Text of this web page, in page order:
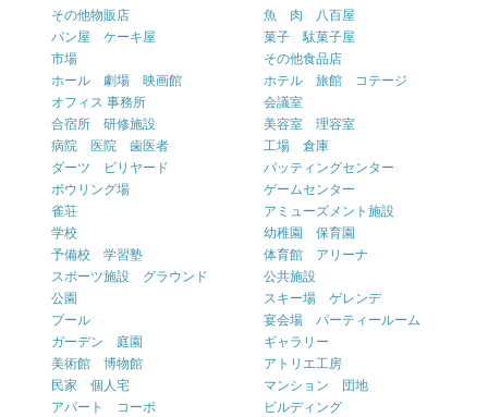
その他物販店
魚 肉 八百屋
パン屋 ケーキ屋
菓子 駄菓子屋
市場
その他食品店
ホール 劇場 映画館
ホテル 旅館 コテージ
オフィス 事務所
会議室
合宿所 研修施設
美容室 理容室
病院 医院 歯医者
工場 倉庫
ダーツ ビリヤード
バッティングセンター
ボウリング場
ゲームセンター
雀荘
アミューズメント施設
学校
幼稚園 保育園
予備校 学習塾
体育館 アリーナ
スポーツ施設 グラウンド
公共施設
公園
スキー場 ゲレンデ
プール
宴会場 パーティールーム
ガーデン 庭園
ギャラリー
美術館 博物館
アトリエ工房
民家 個人宅
マンション 団地
アパート コーポ
ビルディング